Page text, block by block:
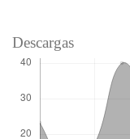
Descargas